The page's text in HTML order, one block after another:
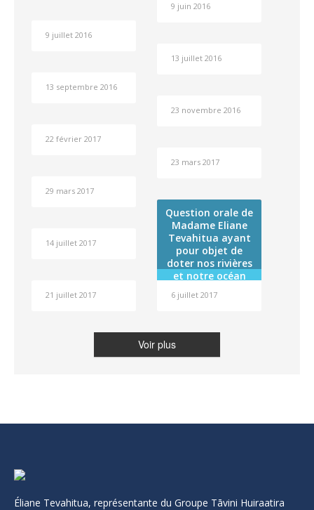
désastreuses des
RST fixées par la
9 juin 2016
9 juillet 2016
13 juillet 2016
13 septembre 2016
23 novembre 2016
22 février 2017
23 mars 2017
29 mars 2017
Question orale de
Madame Eliane
Tevahitua ayant
pour objet de
doter nos rivières
et notre océan
personnalité
6 juillet 2017
14 juillet 2017
21 juillet 2017
Voir plus
Éliane Tevahitua, représentante du Groupe Tāvini Huiraatira